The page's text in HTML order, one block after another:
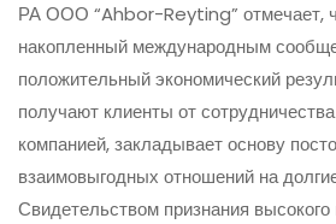
РА ООО “Ahbor-Reyting” отмечает,
накопленный международным
положительный экономический
получают клиенты от
компанией, закладывает основу
взаимовыгодных отношений на
Свидетельством признания